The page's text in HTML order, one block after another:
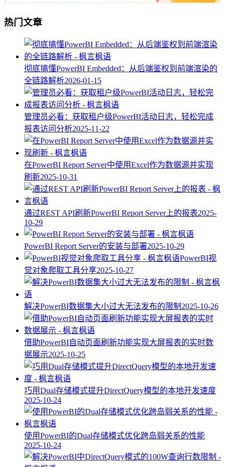
热门文章
彻底搞懂PowerBI Embedded：从后端鉴权到前端渲染的
全链路解析2026-01-15
管理员必看：获取租户级PowerBI活动日志，轻松完成
报表访问分析2025-11-22
在PowerBI Report Server中使用Excel作为数据源并实现
刷新2025-10-31
通过REST API刷新PowerBI Report Server上的报表2025-
10-29
PowerBI Report Server的安装与部署2025-10-29
PowerBI视
觉对象爬取工具分享2025-10-27
解决PowerBI数据集大小过大无法发布的限制 2025-10-26
借助PowerBI自动页面刷新功能实现大屏报表的实时数
据展示2025-10-25
巧用Dual存储模式提升DirectQuery模型的本地开发速度
2025-10-24
使用PowerBI的Dual存储模式优化跨岛弱关系的性能
2025-10-24